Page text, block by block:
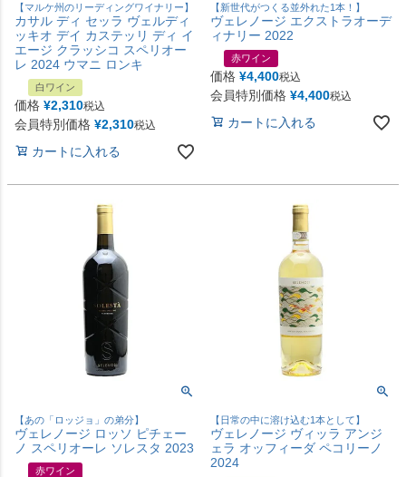
【マルケ州のリーディングワイナリー】
カサル ディ セッラ ヴェルディ
ッキオ デイ カステッリ ディ イ
エージ クラッシコ スペリオー
レ 2024 ウマニ ロンキ
白ワイン
価格 ¥2,310税込
会員特別価格 ¥2,310税込
カートに入れる
【新世代がつくる並外れた1本！】
ヴェレノージ エクストラオーデ
ィナリー 2022
赤ワイン
価格 ¥4,400税込
会員特別価格 ¥4,400税込
カートに入れる
【あの「ロッジョ」の弟分】
ヴェレノージ ロッソ ピチェー
ノ スペリオーレ ソレスタ 2023
赤ワイン
【日常の中に溶け込む1本として】
ヴェレノージ ヴィッラ アンジ
ェラ オッフィーダ ペコリーノ
2024